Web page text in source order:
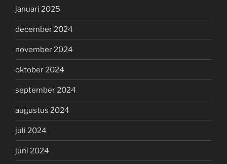
januari 2025
december 2024
november 2024
oktober 2024
september 2024
augustus 2024
juli 2024
juni 2024